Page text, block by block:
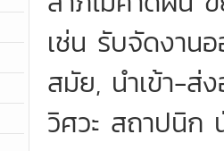
เช่น รับจัดงาน
สมัย, นำเข้า-ส่
วิศวะ สถาปนิก